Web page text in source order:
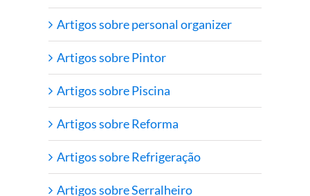
Artigos sobre personal organizer
Artigos sobre Pintor
Artigos sobre Piscina
Artigos sobre Reforma
Artigos sobre Refrigeração
Artigos sobre Serralheiro